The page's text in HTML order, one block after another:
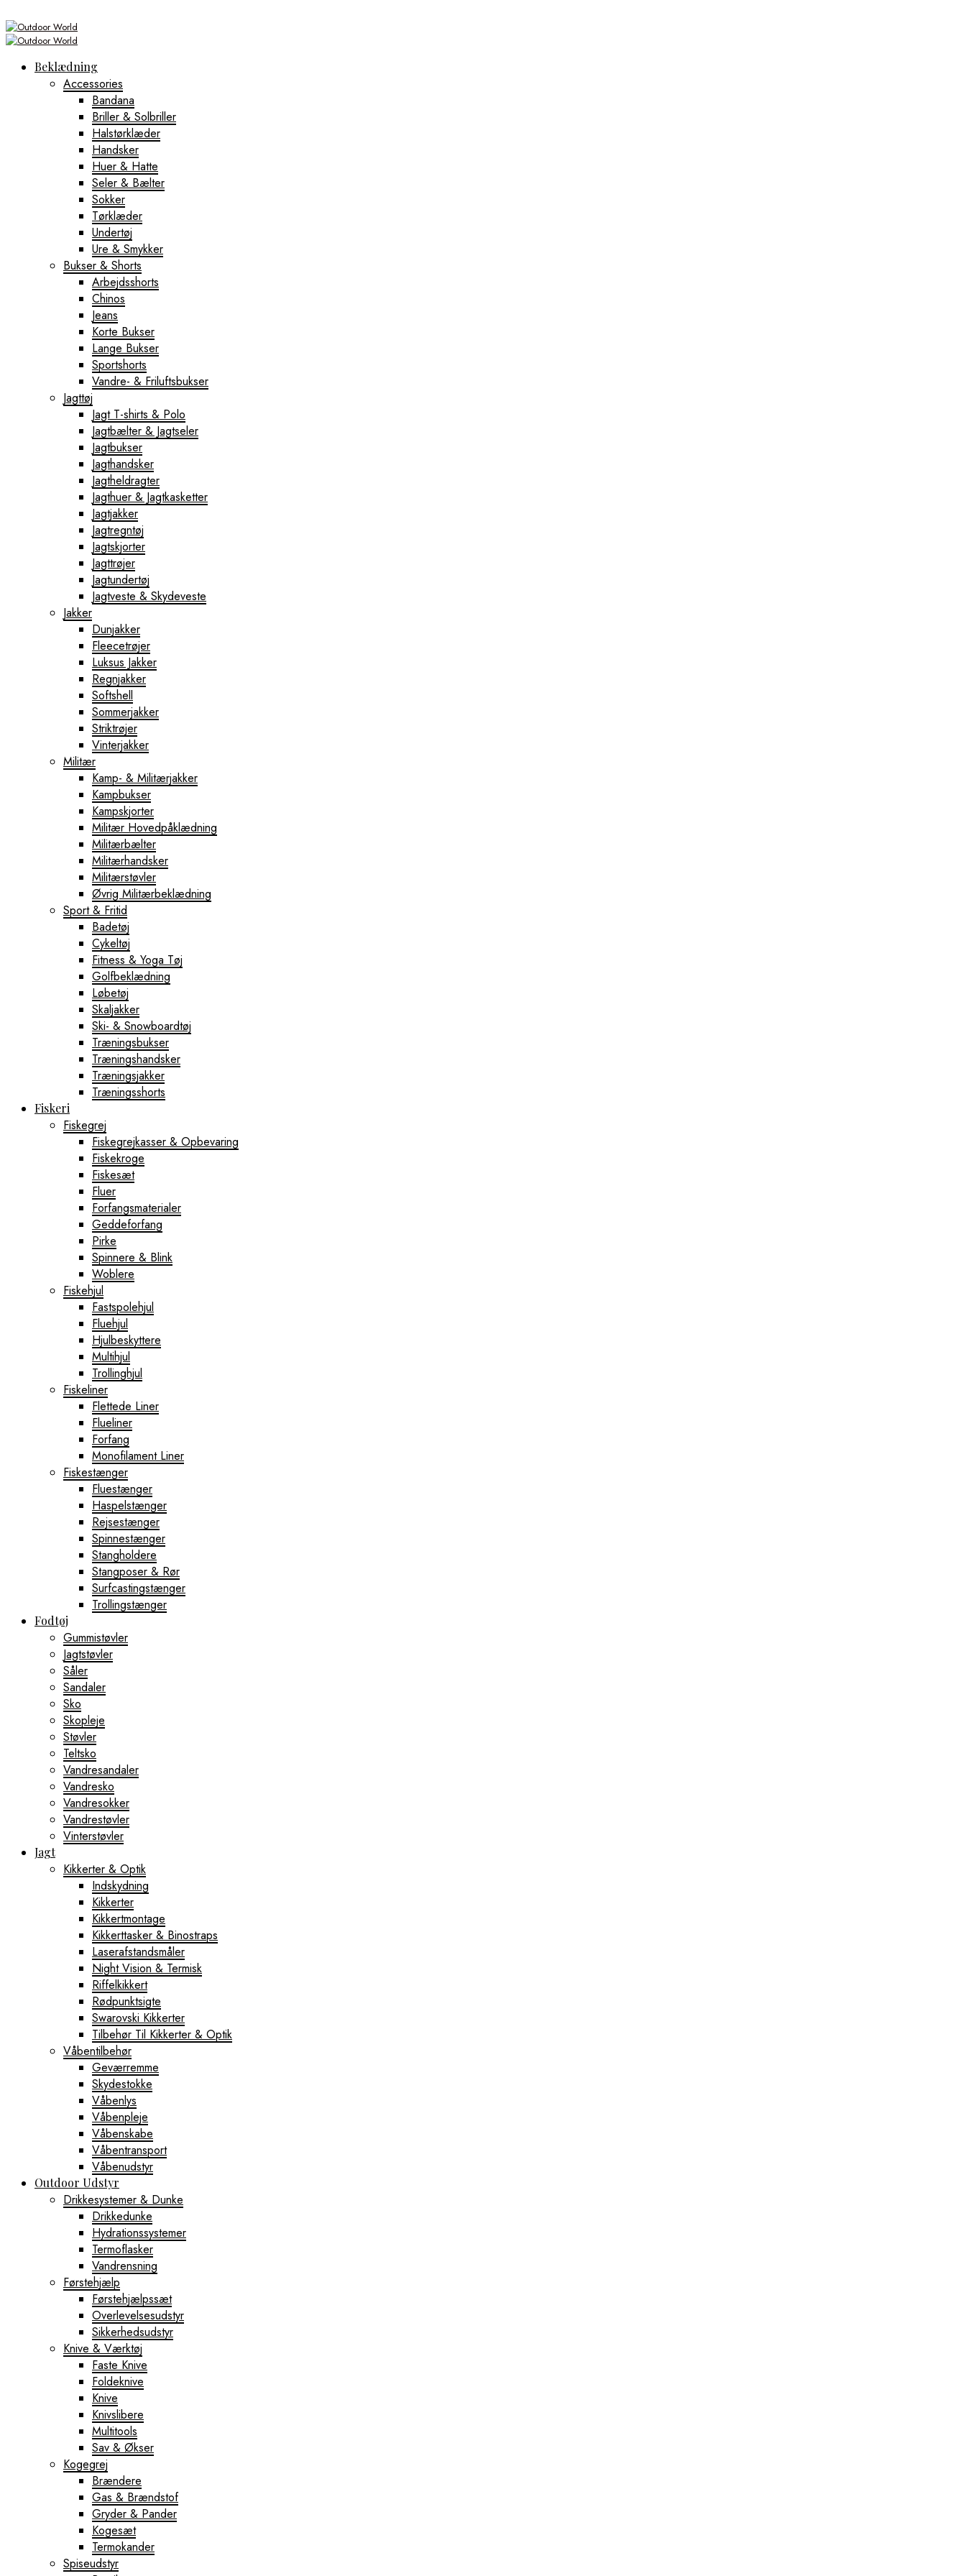
Beklædning
Accessories
Bandana
Briller & Solbriller
Halstørklæder
Handsker
Huer & Hatte
Seler & Bælter
Sokker
Tørklæder
Undertøj
Ure & Smykker
Bukser & Shorts
Arbejdsshorts
Chinos
Jeans
Korte Bukser
Lange Bukser
Sportshorts
Vandre- & Friluftsbukser
Jagttøj
Jagt T-shirts & Polo
Jagtbælter & Jagtseler
Jagtbukser
Jagthandsker
Jagtheldragter
Jagthuer & Jagtkasketter
Jagtjakker
Jagtregntøj
Jagtskjorter
Jagttrøjer
Jagtundertøj
Jagtveste & Skydeveste
Jakker
Dunjakker
Fleecetrøjer
Luksus Jakker
Regnjakker
Softshell
Sommerjakker
Striktrøjer
Vinterjakker
Militær
Kamp- & Militærjakker
Kampbukser
Kampskjorter
Militær Hovedpåklædning
Militærbælter
Militærhandsker
Militærstøvler
Øvrig Militærbeklædning
Sport & Fritid
Badetøj
Cykeltøj
Fitness & Yoga Tøj
Golfbeklædning
Løbetøj
Skaljakker
Ski- & Snowboardtøj
Træningsbukser
Træningshandsker
Træningsjakker
Træningsshorts
Fiskeri
Fiskegrej
Fiskegrejkasser & Opbevaring
Fiskekroge
Fiskesæt
Fluer
Forfangsmaterialer
Geddeforfang
Pirke
Spinnere & Blink
Woblere
Fiskehjul
Fastspolehjul
Fluehjul
Hjulbeskyttere
Multihjul
Trollinghjul
Fiskeliner
Flettede Liner
Flueliner
Forfang
Monofilament Liner
Fiskestænger
Fluestænger
Haspelstænger
Rejsestænger
Spinnestænger
Stangholdere
Stangposer & Rør
Surfcastingstænger
Trollingstænger
Fodtøj
Gummistøvler
Jagtstøvler
Såler
Sandaler
Sko
Skopleje
Støvler
Teltsko
Vandresandaler
Vandresko
Vandresokker
Vandrestøvler
Vinterstøvler
Jagt
Kikkerter & Optik
Indskydning
Kikkerter
Kikkertmontage
Kikkerttasker & Binostraps
Laserafstandsmåler
Night Vision & Termisk
Riffelkikkert
Rødpunktsigte
Swarovski Kikkerter
Tilbehør Til Kikkerter & Optik
Våbentilbehør
Geværremme
Skydestokke
Våbenlys
Våbenpleje
Våbenskabe
Våbentransport
Våbenudstyr
Outdoor Udstyr
Drikkesystemer & Dunke
Drikkedunke
Hydrationssystemer
Termoflasker
Vandrensning
Førstehjælp
Førstehjælpssæt
Overlevelsesudstyr
Sikkerhedsudstyr
Knive & Værktøj
Faste Knive
Foldeknive
Knive
Knivslibere
Multitools
Sav & Økser
Kogegrej
Brændere
Gas & Brændstof
Gryder & Pander
Kogesæt
Termokander
Spiseudstyr